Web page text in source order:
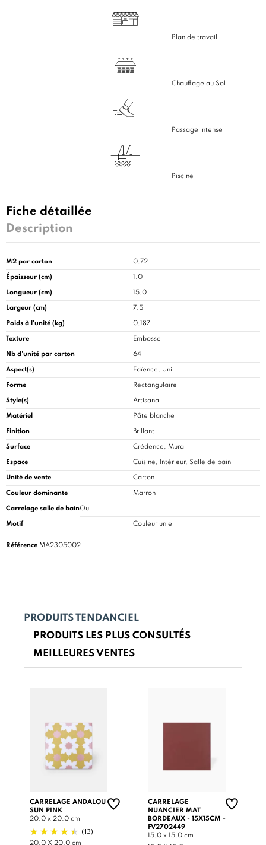
Plan de travail
Chauffage au Sol
Passage intense
Piscine
Fiche détaillée
Description
M2 par carton 0.72
Épaisseur (cm) 1.0
Longueur (cm) 15.0
Largeur (cm) 7.5
Poids à l'unité (kg) 0.187
Texture Embossé
Nb d'unité par carton 64
Aspect(s) Faïence, Uni
Forme Rectangulaire
Style(s) Artisanal
Matériel Pâte blanche
Finition Brillant
Surface Crédence, Mural
Espace Cuisine, Intérieur, Salle de bain
Unité de vente Carton
Couleur dominante Marron
Carrelage salle de bainOui
Motif Couleur unie
Référence MA2305002
PRODUITS TENDANCIEL
PRODUITS LES PLUS CONSULTÉS
MEILLEURES VENTES
CARRELAGE ANDALOU
SUN PINK
20.0 x 20.0 cm
(13)
20.0 X 20.0 cm
CARRELAGE
NUANCIER MAT
BORDEAUX - 15X15CM -
FV2702449
15.0 x 15.0 cm